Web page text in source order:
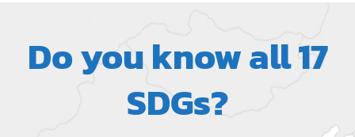
Do you know all 17
SDGs?